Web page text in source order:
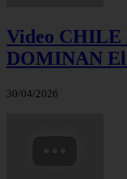
Video CHILE
DOMINAN
30/04/2026